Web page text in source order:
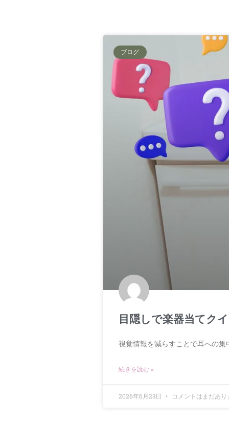
ブログ
目隠しで楽器当てク
視覚情報を減らすことで耳への
続きを読む »
2026年6月23日 コメントはまだあり